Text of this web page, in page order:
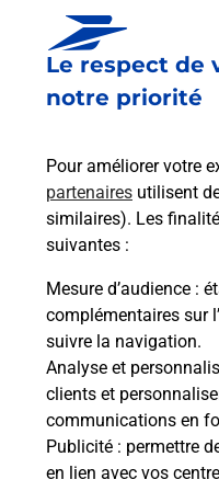
Le respect de
notre priorité
Pour améliorer votre
partenaires utilisent
similaires). Les
suivantes :
Mesure d’audience :
complémentaires sur
suivre la navigation.
Analyse et
clients et
communications en
Publicité : permettre
en lien avec vos
Prochaine
1 Place De La Mairie
19300 Soudeilles
Itinéraire
Le lien s'ouvre dans un